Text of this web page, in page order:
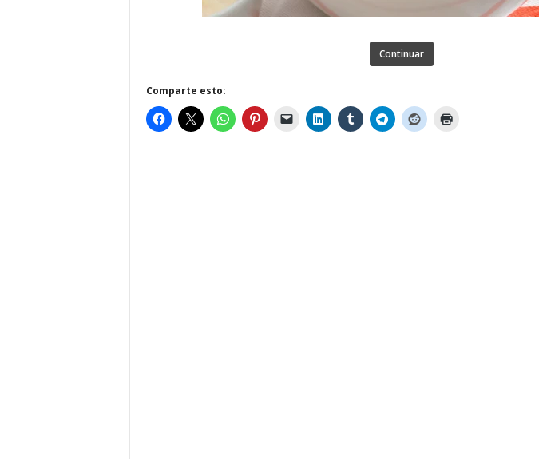
Continuar
Comparte esto: